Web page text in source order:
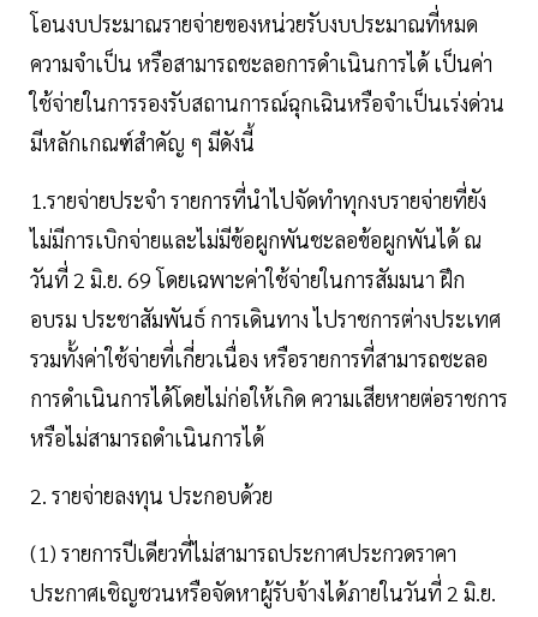
โอนงบประมาณรายจ่ายของหน่วยรับงบประมาณที่หมด
ความจำเป็น หรือสามารถชะลอการดำเนินการได้ เป็นค่า
ใช้จ่ายในการรองรับสถานการณ์ฉุกเฉินหรือจำเป็นเร่งด่วน
มีหลักเกณฑ์สำคัญ ๆ มีดังนี้
1.รายจ่ายประจำ รายการที่นำไปจัดทำทุกงบรายจ่ายที่ยัง
ไม่มีการเบิกจ่ายและไม่มีข้อผูกพันชะลอข้อผูกพันได้ ณ
วันที่ 2 มิ.ย. 69 โดยเฉพาะค่าใช้จ่ายในการสัมมนา ฝึก
อบรม ประชาสัมพันธ์ การเดินทาง ไปราชการต่างประเทศ
รวมทั้งค่าใช้จ่ายที่เกี่ยวเนื่อง หรือรายการที่สามารถชะลอ
การดำเนินการได้โดยไม่ก่อให้เกิด ความเสียหายต่อราชการ
หรือไม่สามารถดำเนินการได้
2. รายจ่ายลงทุน ประกอบด้วย
(1) รายการปีเดียวที่ไม่สามารถประกาศประกวดราคา
ประกาศเชิญชวนหรือจัดหาผู้รับจ้างได้ภายในวันที่ 2 มิ.ย.